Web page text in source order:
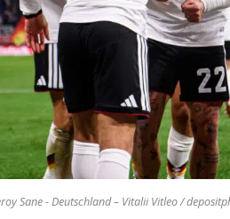
Sane - Deutschland – Vitalii Vitleo /